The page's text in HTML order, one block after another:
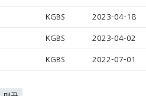
KGBS 2023-04-18
KGBS 2023-04-02
KGBS 2022-07-01